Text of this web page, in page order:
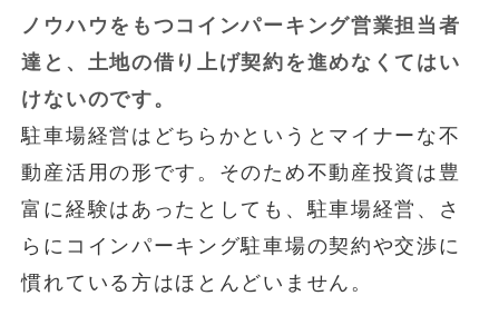
ノウハウをもつコインパーキング営業担当者
達と、土地の借り上げ契約を進めなくてはい
けないのです。
駐車場経営はどちらかというとマイナーな不
動産活用の形です。そのため不動産投資は豊
富に経験はあったとしても、駐車場経営、さ
らにコインパーキング駐車場の契約や交渉に
慣れている方はほとんどいません。